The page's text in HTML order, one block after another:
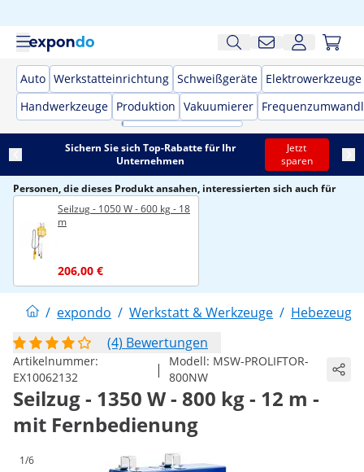
Auto Werkstatteinrichtung Schweißgeräte Elektrowerkzeuge
Handwerkzeuge Produktion Vakuumierer
Sichern Sie sich Top-Rabatte für Ihr
Unternehmen
Jetzt
sparen
Personen, die dieses Produkt ansahen, interessierten sich auch für
Seilzug - 1050 W - 600 kg - 18
m
206,00 €
/ expondo / Werkstatt & Werkzeuge / Hebezeuge
(4) Bewertungen
Artikelnummer:
EX10062132
| Modell: MSW-PROLIFTOR-
800NW
Seilzug - 1350 W - 800 kg - 12 m -
mit Fernbedienung
1/6